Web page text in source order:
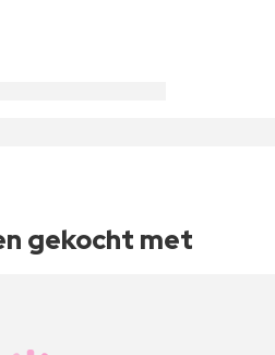
gekocht met